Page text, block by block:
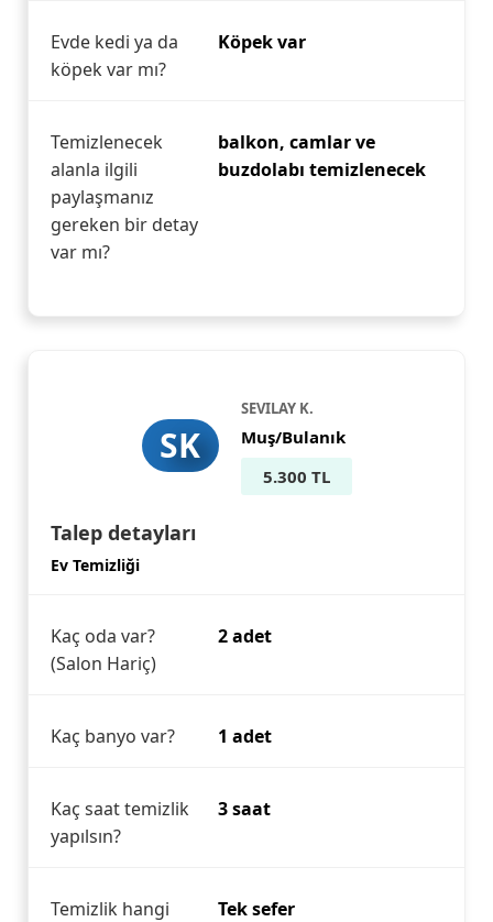
Evde kedi ya da
köpek var mı?
Köpek var
Temizlenecek
alanla ilgili
paylaşmanız
gereken bir detay
var mı?
balkon, camlar ve
buzdolabı temizlenecek
SK
SEVILAY K.
Muş/Bulanık
5.300 TL
Talep detayları
Ev Temizliği
Kaç oda var?
(Salon Hariç)
2 adet
Kaç banyo var? 1 adet
Kaç saat temizlik
yapılsın?
3 saat
Temizlik hangi
Tek sefer